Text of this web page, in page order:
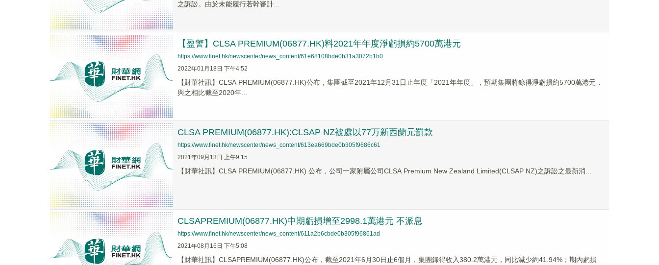
之訴訟。由於未能履行若幹審計...
【盈警】CLSA PREMIUM(06877.HK)料2021年年度淨虧損約5700萬港元
https://www.finet.hk/newscenter/news_content/61e68108bde0b31a3072b1b0
2022年01月18日 下午4:52
【財華社訊】CLSA PREMIUM(06877.HK)公布，集團截至2021年12月31日止年度「2021年年度」，預期集團將錄得淨虧損約5700萬港元，
與之相比截至2020年...
CLSA PREMIUM(06877.HK):CLSAP NZ被處以77万新西蘭元罰款
https://www.finet.hk/newscenter/news_content/613ea669bde0b305f9686c61
2021年09月13日 上午9:15
【財華社訊】CLSA PREMIUM(06877.HK) 公布，公司一家附屬公司CLSA Premium New Zealand Limited(CLSAP NZ)之訴訟之最新消...
CLSAPREMIUM(06877.HK)中期虧損增至2998.1萬港元 不派息
https://www.finet.hk/newscenter/news_content/611a2b6cbde0b305f96861ad
2021年08月16日 下午5:08
【財華社訊】CLSAPREMIUM(06877.HK)公布，截至2021年6月30日止6個月，集團錄得收入380.2萬港元，同比減少約41.94%；期內虧損